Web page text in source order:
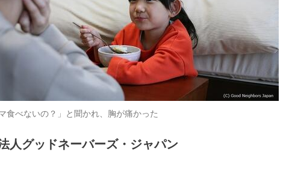
食べないの？」と聞かれ、胸が痛かった
人グッドネーバーズ・ジャパン